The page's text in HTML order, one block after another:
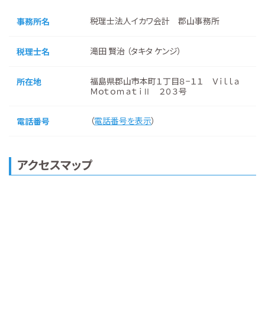
事務所名 税理士法人イカワ会計 郡山事務所
税理士名 滝田 賢治 （タキタ ケンジ）
所在地
福島県郡山市本町１丁目８−１１ Ｖｉｌｌａ
ＭｏｔｏｍａｔｉⅡ ２０３号
電話番号 （電話番号を表示）
アクセスマップ